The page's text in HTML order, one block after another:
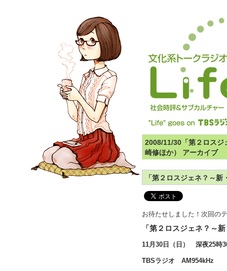
2008/11/30「第２ロスジ
崎修ほか） アーカイブ
「第２ロスジェネ？～
お待たせしました！次回の
「第２ロスジェネ？～
11月30日（日） 深夜25時
TBSラジオ AM954kHz